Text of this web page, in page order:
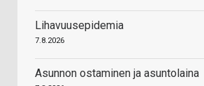
Lihavuusepidemia
7.8.2026
Asunnon ostaminen ja asuntolaina